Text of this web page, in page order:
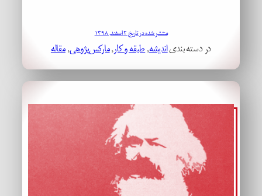
منتشر شده در تاریخ ۲ اسفند, ۱۳۹۸
در دسته بندیاندیشه, طبقه و کار, مارکس‌پژوهی, مقاله